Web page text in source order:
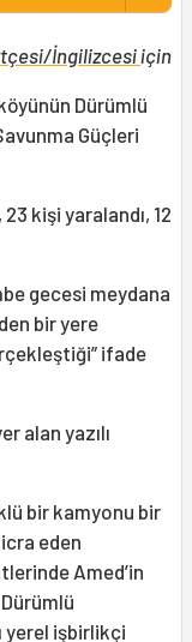
/İngilizcesiiçin
Dürümlü
Güçleri
kişi yaralandı, 12
gecesi meydana
bir yere
ifade
alan yazılı
bir kamyonu bir
eden
Amed’in
yerel işbirlikçi